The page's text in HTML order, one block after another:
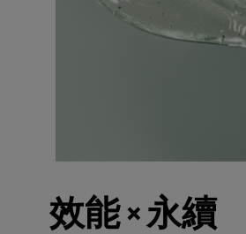
效能 × 永續